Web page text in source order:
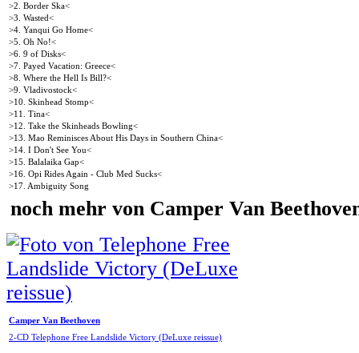
>2. Border Ska<
>3. Wasted<
>4. Yanqui Go Home<
>5. Oh No!<
>6. 9 of Disks<
>7. Payed Vacation: Greece<
>8. Where the Hell Is Bill?<
>9. Vladivostock<
>10. Skinhead Stomp<
>11. Tina<
>12. Take the Skinheads Bowling<
>13. Mao Reminisces About His Days in Southern China<
>14. I Don't See You<
>15. Balalaika Gap<
>16. Opi Rides Again - Club Med Sucks<
>17. Ambiguity Song
noch mehr von Camper Van
Camper Van Beethoven
2-CD Telephone Free Landslide Victory (DeLuxe reissue)